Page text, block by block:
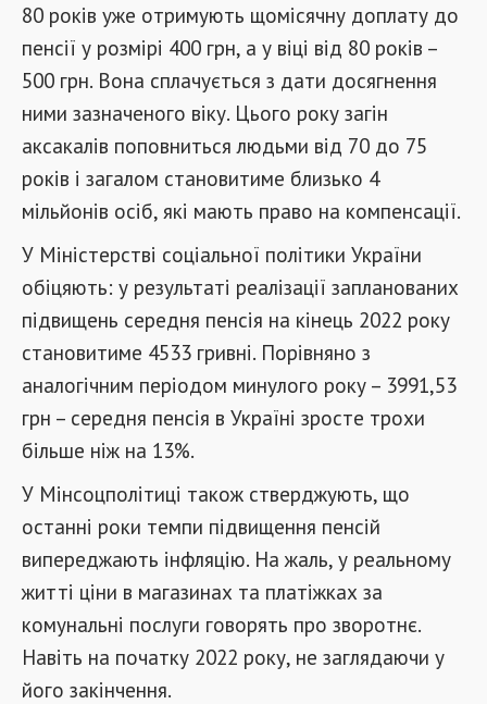
80 років уже отримують щомісячну доплату до
пенсії у розмірі 400 грн, а у віці від 80 років –
500 грн. Вона сплачується з дати досягнення
ними зазначеного віку. Цього року загін
аксакалів поповниться людьми від 70 до 75
років і загалом становитиме близько 4
мільйонів осіб, які мають право на компенсації.
У Міністерстві соціальної політики України
обіцяють: у результаті реалізації запланованих
підвищень середня пенсія на кінець 2022 року
становитиме 4533 гривні. Порівняно з
аналогічним періодом минулого року – 3991,53
грн – середня пенсія в Україні зросте трохи
більше ніж на 13%.
У Мінсоцполітиці також стверджують, що
останні роки темпи підвищення пенсій
випереджають інфляцію. На жаль, у реальному
житті ціни в магазинах та платіжках за
комунальні послуги говорять про зворотнє.
Навіть на початку 2022 року, не заглядаючи у
його закінчення.